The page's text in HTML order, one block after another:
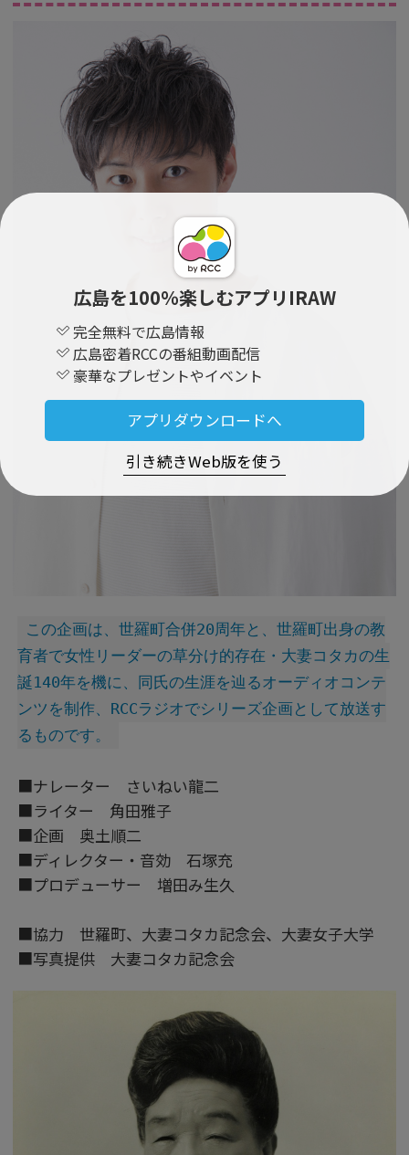
広島を100％楽しむアプリIRAW
完全無料で広島情報
広島密着RCCの番組動画配信
豪華なプレゼントやイベント
アプリダウンロードへ
引き続きWeb版を使う
この企画は、世羅町合併20周年と、世羅町出身の教
育者で女性リーダーの草分け的存在・大妻コタカの生
誕140年を機に、同氏の生涯を辿るオーディオコンテ
ンツを制作、RCCラジオでシリーズ企画として放送す
るものです。
■ナレーター さいねい龍二
■ライター 角田雅子
■企画 奥土順二
■ディレクター・音効 石塚充
■プロデューサー 増田み生久
■協力 世羅町、大妻コタカ記念会、大妻女子大学
■写真提供 大妻コタカ記念会